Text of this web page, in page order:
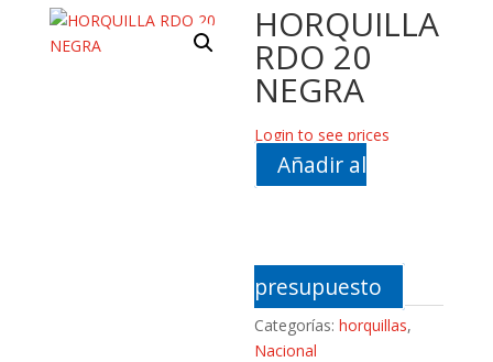
HORQUILLA
RDO 20
NEGRA
Login to see prices
Añadir al
presupuesto
Categorías:horquillas,
Nacional